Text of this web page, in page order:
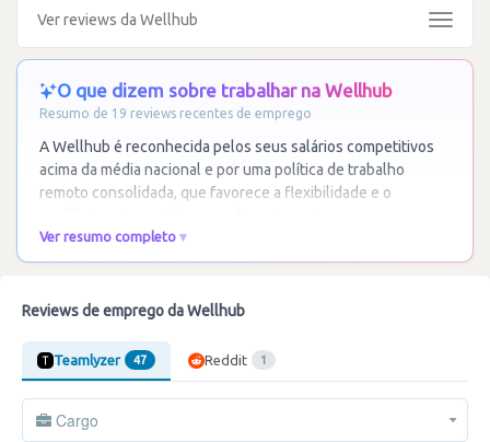
Ver reviews da Wellhub
Toggle
O que dizem sobre trabalhar na Wellhub
Resumo de 19 reviews recentes de emprego
A Wellhub é reconhecida pelos seus salários competitivos
acima da média nacional e por uma política de trabalho
remoto consolidada, que favorece a flexibilidade e o
Ver resumo completo
Reviews de emprego da Wellhub
Teamlyzer 47 Reddit 1
Cargo